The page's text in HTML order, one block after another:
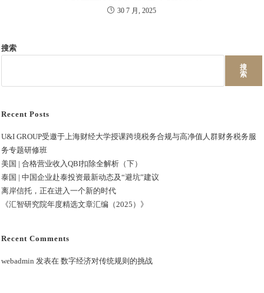
30 7 月, 2025
搜索
搜
索
Recent Posts
U&I GROUP受邀于上海财经大学授课跨境税务合规与高净值人群财务税务服
务专题研修班
美国 | 合格营业收入QBI扣除全解析（下）
泰国 | 中国企业赴泰投资最新动态及“避坑”建议
离岸信托，正在进入一个新的时代
《汇智研究院年度精选文章汇编（2025）》
Recent Comments
webadmin 发表在数字经济对传统规则的挑战